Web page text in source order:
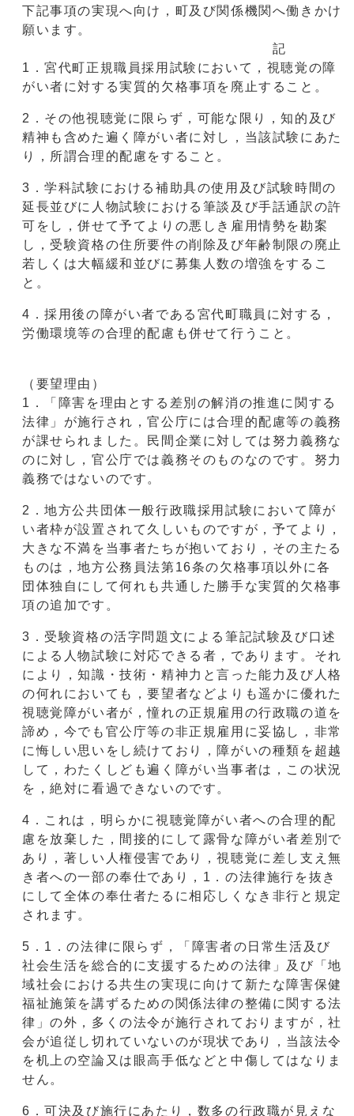
下記事項の実現へ向け，町及び関係機関へ働きかけ
願います。
記
1．宮代町正規職員採用試験において，視聴覚の障
がい者に対する実質的欠格事項を廃止すること。
2．その他視聴覚に限らず，可能な限り，知的及び
精神も含めた遍く障がい者に対し，当該試験にあた
り，所謂合理的配慮をすること。
3．学科試験における補助具の使用及び試験時間の
延長並びに人物試験における筆談及び手話通訳の許
可をし，併せて予てよりの悪しき雇用情勢を勘案
し，受験資格の住所要件の削除及び年齢制限の廃止
若しくは大幅緩和並びに募集人数の増強をするこ
と。
4．採用後の障がい者である宮代町職員に対する，
労働環境等の合理的配慮も併せて行うこと。
（要望理由）
1．「障害を理由とする差別の解消の推進に関する
法律」が施行され，官公庁には合理的配慮等の義務
が課せられました。民間企業に対しては努力義務な
のに対し，官公庁では義務そのものなのです。努力
義務ではないのです。
2．地方公共団体一般行政職採用試験において障が
い者枠が設置されて久しいものですが，予てより，
大きな不満を当事者たちが抱いており，その主たる
ものは，地方公務員法第16条の欠格事項以外に各
団体独自にして何れも共通した勝手な実質的欠格事
項の追加です。
3．受験資格の活字問題文による筆記試験及び口述
による人物試験に対応できる者，であります。それ
により，知識・技術・精神力と言った能力及び人格
の何れにおいても，要望者などよりも遥かに優れた
視聴覚障がい者が，憧れの正規雇用の行政職の道を
諦め，今でも官公庁等の非正規雇用に妥協し，非常
に悔しい思いをし続けており，障がいの種類を超越
して，わたくしども遍く障がい当事者は，この状況
を，絶対に看過できないのです。
4．これは，明らかに視聴覚障がい者への合理的配
慮を放棄した，間接的にして露骨な障がい者差別で
あり，著しい人権侵害であり，視聴覚に差し支え無
き者への一部の奉仕であり，1．の法律施行を抜き
にして全体の奉仕者たるに相応しくなき非行と規定
されます。
5．1．の法律に限らず，「障害者の日常生活及び
社会生活を総合的に支援するための法律」及び「地
域社会における共生の実現に向けて新たな障害保健
福祉施策を講ずるための関係法律の整備に関する法
律」の外，多くの法令が施行されておりますが，社
会が追従し切れていないのが現状であり，当該法令
を机上の空論又は眼高手低などと中傷してはなりま
せん。
6．可決及び施行にあたり，数多の行政職が見えな